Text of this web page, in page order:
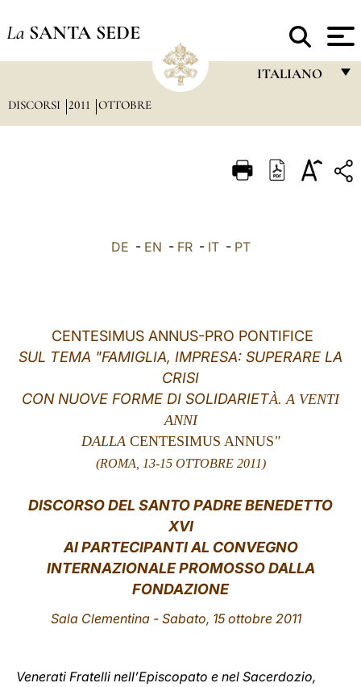
La SANTA SEDE
ITALIANO
ITALIANO
中文
LATINE
DISCORSI 2011 OTTOBRE
DE - EN - FR- IT- PT
CENTESIMUS ANNUS-PRO PONTIFICE
SUL TEMA "FAMIGLIA, IMPRESA: SUPERARE LA
CRISI
CON NUOVE FORME DI SOLIDARIETÀ. A VENTI
ANNI
DALLA CENTESIMUS ANNUS"
(ROMA, 13-15 OTTOBRE 2011)
DISCORSODEL SANTO PADRE BENEDETTO
XVI
AI PARTECIPANTI AL CONVEGNO
INTERNAZIONALE PROMOSSO DALLA
FONDAZIONE
Sala Clementina - Sabato, 15 ottobre 2011
Venerati Fratelli nell’Episcopato e nel Sacerdozio,